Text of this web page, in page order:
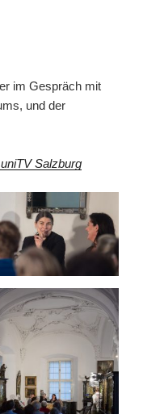
im Gespräch mit
und der
Salzburg